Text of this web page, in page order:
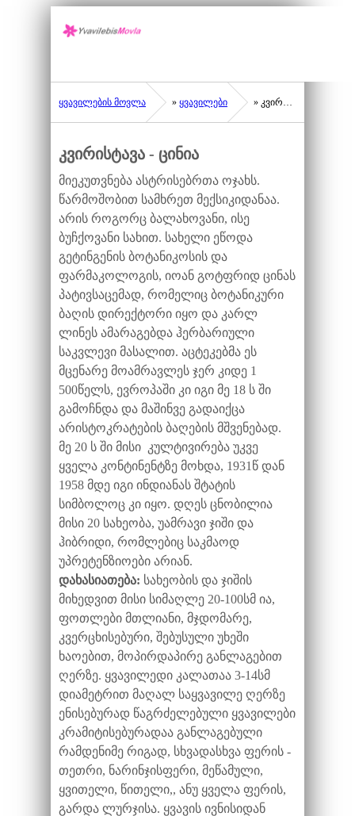
ყვავილების მოვლა » ყვავილები » კვირისტავა - ცინია
კვირისტავა - ცინია
მიეკუთვნება ასტრისებრთა ოჯახს.
წარმოშობით სამხრეთ მექსიკიდანაა.
არის როგორც ბალახოვანი, ისე
ბუჩქოვანი სახით. სახელი ეწოდა
გეტინგენის ბოტანიკოსის და
ფარმაკოლოგის, იოან გოტფრიდ ცინას
პატივსაცემად, რომელიც ბოტანიკური
ბაღის დირექტორი იყო და კარლ
ლინეს ამარაგებდა ჰერბარიული
საკვლევი მასალით. აცტეკებმა ეს
მცენარე მოამრავლეს ჯერ კიდე 1
500წელს, ევროპაში კი იგი მე 18 ს ში
გამოჩნდა და მაშინვე გადაიქცა
არისტოკრატების ბაღების მშვენებად.
მე 20 ს ში მისი კულტივირება უკვე
ყველა კონტინენტზე მოხდა, 1931წ დან
1958 მდე იგი ინდიანას შტატის
სიმბოლოც კი იყო. დღეს ცნობილია
მისი 20 სახეობა, უამრავი ჯიში და
ჰიბრიდი, რომლებიც საკმაოდ
უპრეტენზიოები არიან.
დახასიათება: სახეობის და ჯიშის
მიხედვით მისი სიმაღლე 20-100სმ ია,
ფოთლები მთლიანი, მჯდომარე,
კვერცხისებური, შებუსული უხეში
ხაოებით, მოპირდაპირე განლაგებით
ღერზე. ყვავილედი კალათაა 3-14სმ
დიამეტრით მაღალ საყვავილე ღერზე
ენისებურად წაგრძელებული ყვავილები
კრამიტისებურადაა განლაგებული
რამდენიმე რიგად, სხვადასხვა ფერის -
თეთრი, ნარინჯისფერი, მეწამული,
ყვითელი, წითელი,, ანუ ყველა ფერის,
გარდა ლურჯისა. ყვავის ივნისიდან